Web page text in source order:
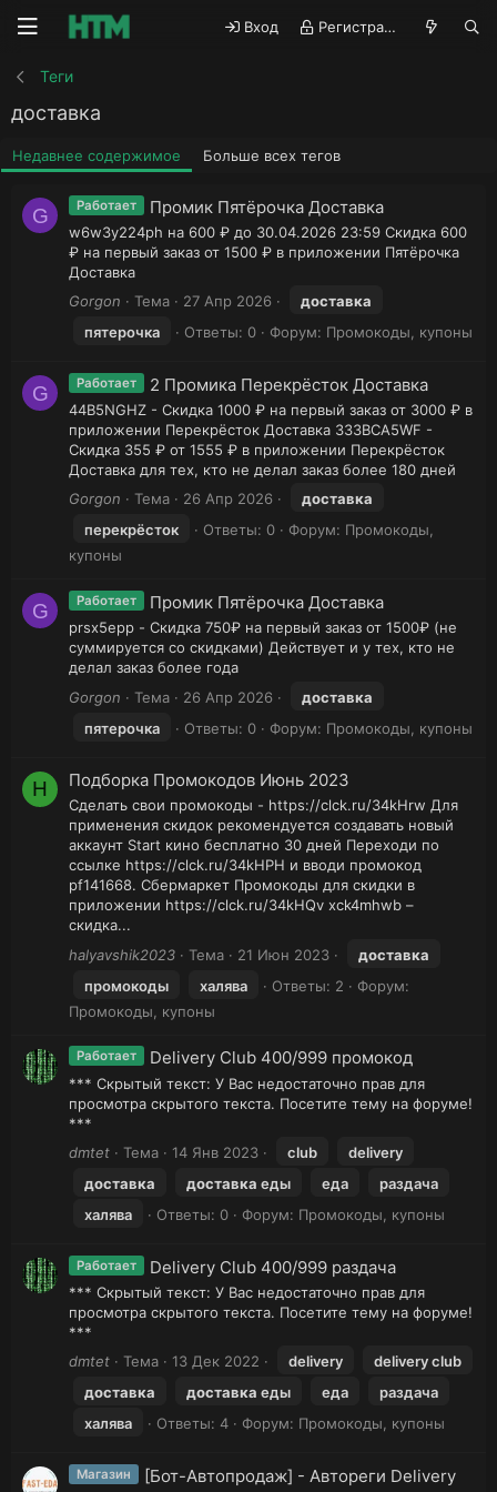
Вход Регистрация
Теги
доставка
Недавнее содержимое Больше всех тегов
G Работает Промик Пятёрочка Доставка
w6w3y224ph на 600 ₽ до 30.04.2026 23:59 Скидка 600
₽ на первый заказ от 1500 ₽ в приложении Пятёрочка
Доставка
Gorgon
Тема 27 Апр 2026
доставка
пятерочка
Ответы: 0 Форум: Промокоды, купоны
G Работает 2 Промика Перекрёсток Доставка
44B5NGHZ - Скидка 1000 ₽ на первый заказ от 3000 ₽ в
приложении Перекрёсток Доставка 333BCA5WF -
Скидка 355 ₽ от 1555 ₽ в приложении Перекрёсток
Доставка для тех, кто не делал заказ более 180 дней
Gorgon
Тема 26 Апр 2026
доставка
перекрёсток
Ответы: 0 Форум: Промокоды,
купоны
G Работает Промик Пятёрочка Доставка
⁡prsx5epp - Скидка 750₽ на первый заказ от 1500₽ (не
суммируется со скидками) Действует и у тех, кто не
делал заказ более года
Gorgon
Тема 26 Апр 2026
доставка
пятерочка
Ответы: 0 Форум: Промокоды, купоны
H Подборка Промокодов Июнь 2023
Сделать свои промокоды - https://clck.ru/34kHrw Для
применения скидок рекомендуется создавать новый
аккаунт Start кино бесплатно 30 дней Переходи по
ссылке https://clck.ru/34kHPH и вводи промокод
pf141668. Сбермаркет Промокоды для скидки в
приложении https://clck.ru/34kHQv xck4mhwb –
скидка...
halyavshik2023
Тема 21 Июн 2023
доставка
промокоды
халява Ответы: 2
Форум:
Промокоды, купоны
Работает Delivery Club 400/999 промокод
*** Скрытый текст: У Вас недостаточно прав для
просмотра скрытого текста. Посетите тему на форуме!
***
dmtet
Тема 14 Янв 2023 club
delivery
доставка
доставка еды еда
раздача
халява
Ответы: 0 Форум: Промокоды, купоны
Работает Delivery Club 400/999 раздача
*** Скрытый текст: У Вас недостаточно прав для
просмотра скрытого текста. Посетите тему на форуме!
***
dmtet
Тема 13 Дек 2022 delivery
delivery club
доставка
доставка еды еда
раздача
халява
Ответы: 4 Форум: Промокоды, купоны
Магазин
[Бот-Автопродаж] - Автореги Delivery